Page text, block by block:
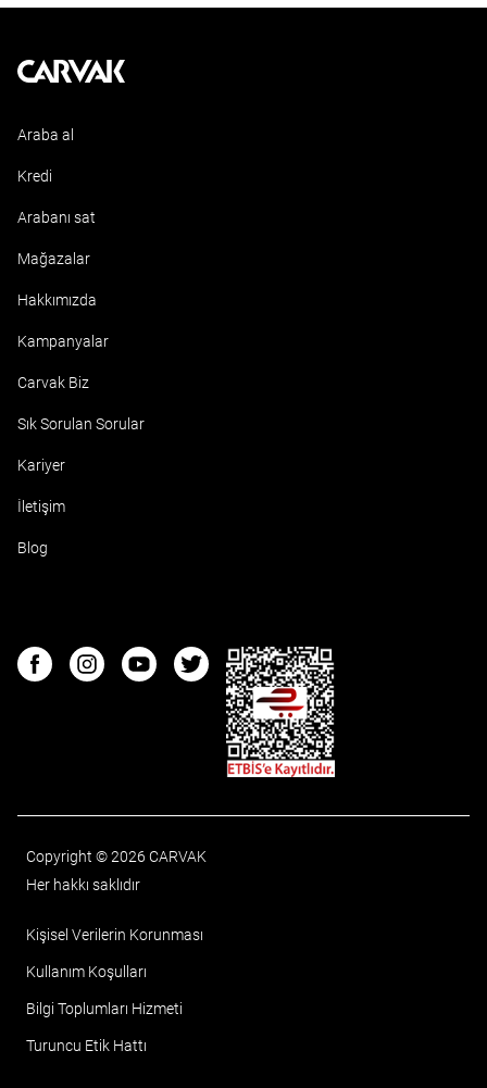
Kavak
Araba al
Kredi
Arabanı sat
Mağazalar
Hakkımızda
Kampanyalar
Carvak Biz
Sık Sorulan Sorular
Kariyer
İletişim
Blog
FacebookInstagramYoutubeTwitter
ETBIS
Copyright © 2026 CARVAK
Her hakkı saklıdır
Kişisel Verilerin Korunması
Kullanım Koşulları
Bilgi Toplumları Hizmeti
Turuncu Etik Hattı